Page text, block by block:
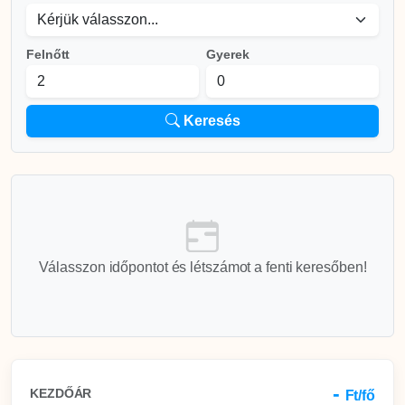
Felnőtt Gyerek
Keresés
Válasszon időpontot és létszámot a fenti keresőben!
KEZDŐÁR - Ft/fő